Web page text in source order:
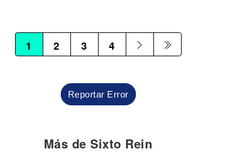
1 2 3 4
Reportar Error
Más de Sixto Rein